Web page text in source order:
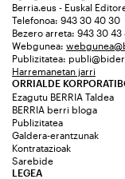
Berria.eus - Euskal
Telefonoa: 943 30 40 30
Bezero arreta: 943 30 43
Webgunea:
Publizitatea:
Harremanetan jarri
ORRIALDE
Ezagutu BERRIA Taldea
BERRIA berri bloga
Publizitatea
Galdera-erantzunak
Kontratazioak
Sarebide
LEGEA